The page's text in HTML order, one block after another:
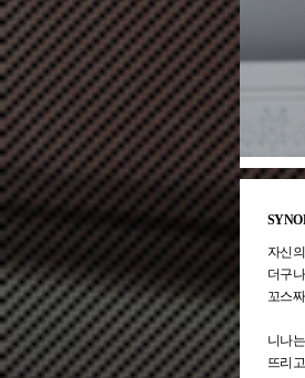
자신
더구
꼬스
니나
뜨리